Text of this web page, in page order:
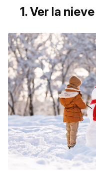
1. Ver la nieve